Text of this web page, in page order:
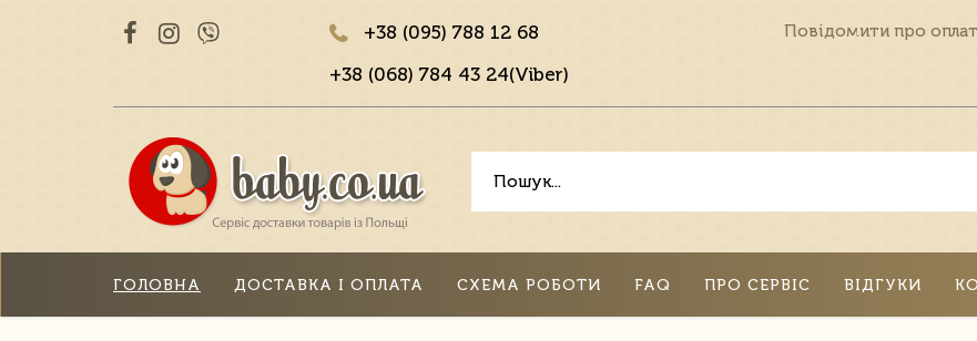
+38 (095) 788 12 68
+38 (068) 784 43 24(Viber)
Повідомити про
ГОЛОВНА ДОСТАВКА І ОПЛАТА СХЕМА РОБОТИ FAQ ПРО СЕРВІС ВІДГУКИ